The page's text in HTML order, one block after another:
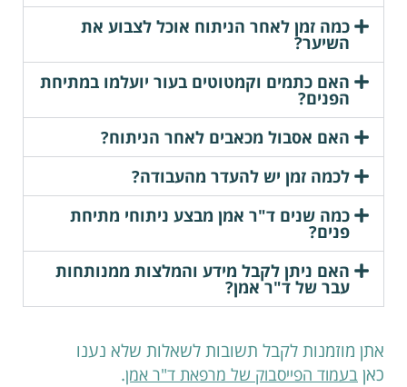
כמה זמן לאחר הניתוח אוכל לצבוע את
השיער?
האם כתמים וקמטוטים בעור יועלמו במתיחת
הפנים?
האם אסבול מכאבים לאחר הניתוח?
לכמה זמן יש להעדר מהעבודה?
כמה שנים ד"ר אמן מבצע ניתוחי מתיחת
פנים?
האם ניתן לקבל מידע והמלצות ממנותחות
עבר של ד"ר אמן?
אתן מוזמנות לקבל תשובות לשאלות שלא נענו
כאן בעמוד הפייסבוק של מרפאת ד"ר אמן.